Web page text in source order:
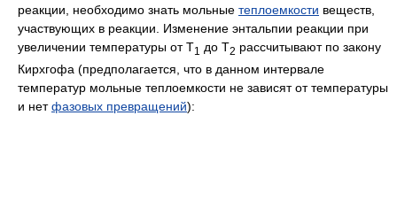
реакции, необходимо знать мольные теплоемкости веществ,
участвующих в реакции. Изменение энтальпии реакции при
увеличении температуры от Т1 до Т2 рассчитывают по закону
Кирхгофа (предполагается, что в данном интервале
температур мольные теплоемкости не зависят от температуры
и нетфазовых превращений):